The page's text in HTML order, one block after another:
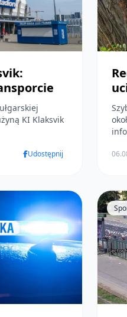
KI Klaksvik
Udostępnij